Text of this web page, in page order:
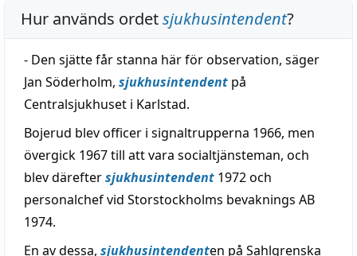
Hur används ordetsjukhusintendent?
- Den sjätte får stanna här för observation, säger
Jan Söderholm, sjukhusintendent på
Centralsjukhuset i Karlstad.
Bojerud blev officer i signaltrupperna 1966, men
övergick 1967 till att vara socialtjänsteman, och
blev däreftersjukhusintendent 1972 och
personalchef vid Storstockholms bevaknings AB
1974.
En av dessa, sjukhusintendenten på Sahlgrenska